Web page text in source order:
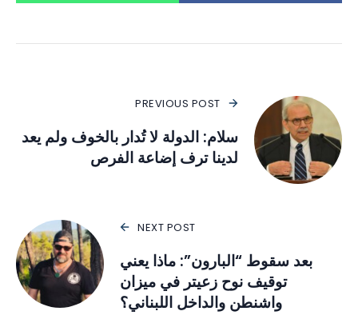
PREVIOUS POST
سلام: الدولة لا تُدار بالخوف ولم يعد
لدينا ترف إضاعة الفرص
NEXT POST
بعد سقوط “البارون”: ماذا يعني
توقيف نوح زعيتر في ميزان
واشنطن والداخل اللبناني؟